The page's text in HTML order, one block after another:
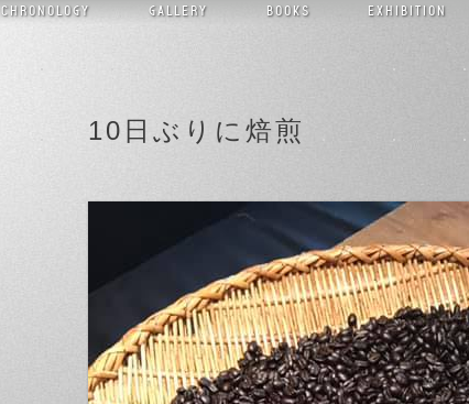
CHRONOLOGY GALLERY BOOKS EXHIBITION
10日ぶりに焙煎